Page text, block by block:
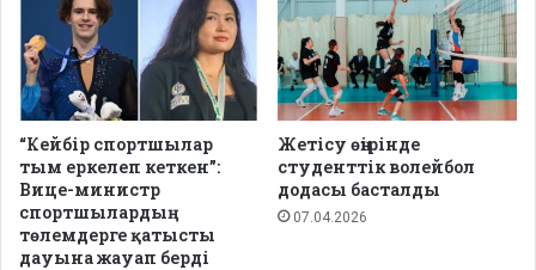
“Кейбір спортшылар
тым еркелеп кеткен”:
Вице-министр
спортшылардың
төлемдерге қатысты
дауына жауап берді
Жетісу өңірінде
студенттік волейбол
додасы басталды
07.04.2026